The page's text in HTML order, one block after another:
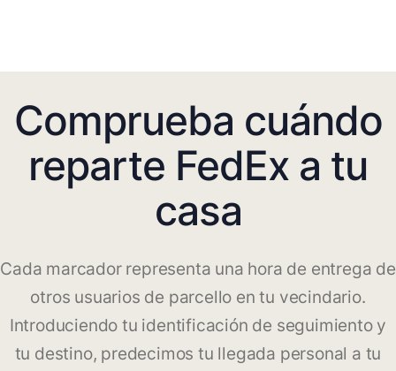
Comprueba cuándo
reparte FedEx a tu
casa
Cada marcador representa una hora de entrega de
otros usuarios de parcello en tu vecindario.
Introduciendo tu identificación de seguimiento y
tu destino, predecimos tu llegada personal a tu